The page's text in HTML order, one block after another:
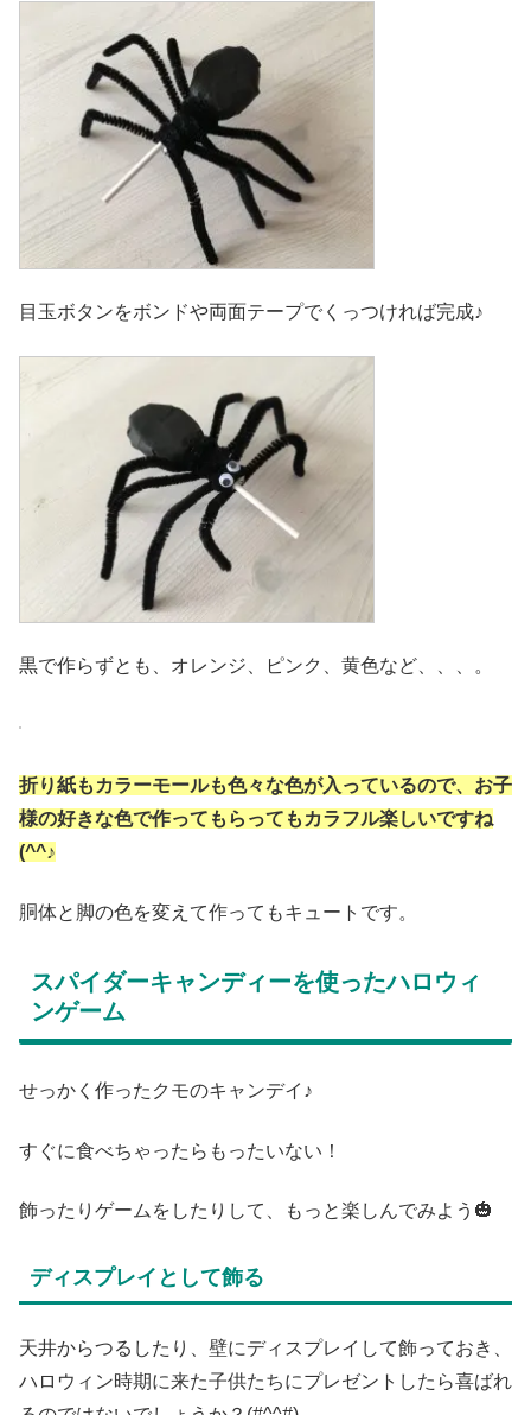
目玉ボタンをボンドや両面テープでくっつければ完成♪
黒で作らずとも、オレンジ、ピンク、黄色など、、、。
折り紙もカラーモールも色々な色が入っているので、お子
様の好きな色で作ってもらってもカラフル楽しいですね
(^^♪
胴体と脚の色を変えて作ってもキュートです。
スパイダーキャンディーを使ったハロウィ
ンゲーム
せっかく作ったクモのキャンデイ♪
すぐに食べちゃったらもったいない！
飾ったりゲームをしたりして、もっと楽しんでみよう🎃
ディスプレイとして飾る
天井からつるしたり、壁にディスプレイして飾っておき、
ハロウィン時期に来た子供たちにプレゼントしたら喜ばれ